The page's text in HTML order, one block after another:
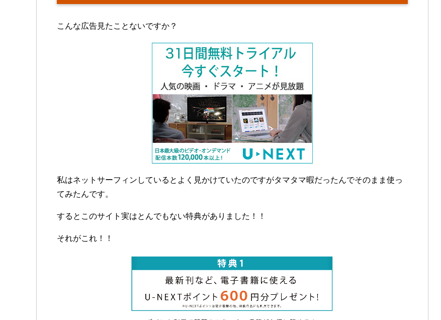
こんな広告見たことないですか？
私はネットサーフィンしているとよく見かけていたのですがタマタマ暇だったんでそのまま使っ
てみたんです。
するとこのサイト実はとんでもない特典がありました！！
それがこれ！！